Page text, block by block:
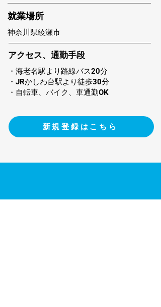
​就業場所
神奈川県綾瀬市
アクセス、通勤手段
・海老名駅より路線バス20分
・JRかしわ台駅より徒歩30分
・自転車、バイク、車通勤OK
新規登録はこちら